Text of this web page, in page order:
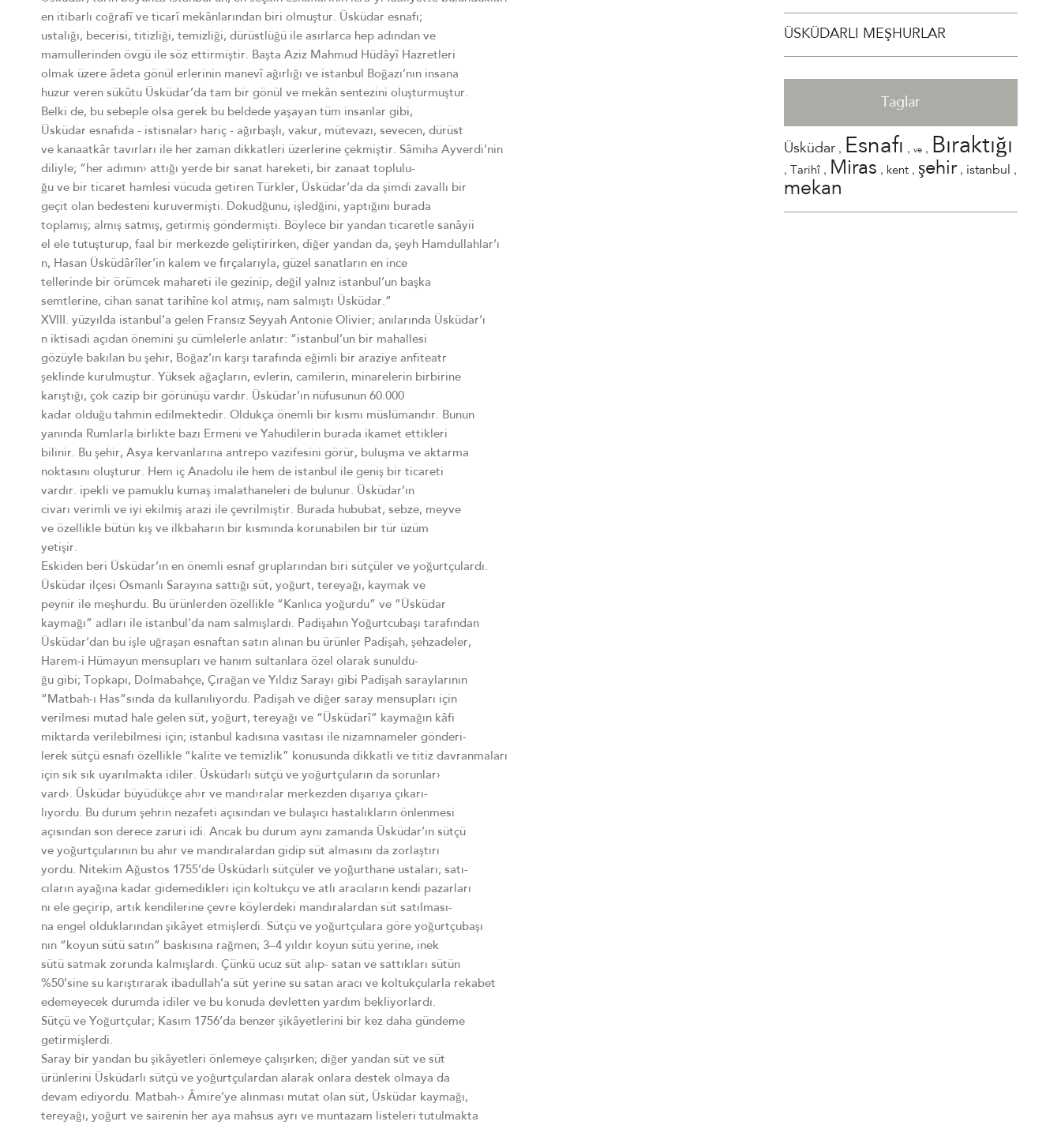
en itibarlı coğrafî ve ticarî mekânlarından biri olmuştur. Üsküdar esnafı;
ustalığı, becerisi, titizliği, temizliği, dürüstlüğü ile asırlarca hep adından ve
mamullerinden övgü ile söz ettirmiştir. Başta Aziz Mahmud Hüdâyî Hazretleri
olmak üzere âdeta gönül erlerinin manevî ağırlığı ve istanbul Boğazı’nın insana
huzur veren sükûtu Üsküdar’da tam bir gönül ve mekân sentezini oluşturmuştur.
Belki de, bu sebeple olsa gerek bu beldede yaşayan tüm insanlar gibi,
Üsküdar esnafıda - istisnalar› hariç - ağırbaşlı, vakur, mütevazı, sevecen, dürüst
ve kanaatkâr tavırları ile her zaman dikkatleri üzerlerine çekmiştir. Sâmiha Ayverdi’nin
diliyle; “her adımın› attığı yerde bir sanat hareketi, bir zanaat toplulu-
ğu ve bir ticaret hamlesi vücuda getiren Türkler, Üsküdar’da da şimdi zavallı bir
geçit olan bedesteni kuruvermişti. Dokudğunu, işledğini, yaptığını burada
toplamış; almış satmış, getirmiş göndermişti. Böylece bir yandan ticaretle sanâyii
el ele tutuşturup, faal bir merkezde geliştirirken, diğer yandan da, şeyh Hamdullahlar’ı
n, Hasan Üsküdârîler’in kalem ve fırçalarıyla, güzel sanatların en ince
tellerinde bir örümcek mahareti ile gezinip, değil yalnız istanbul’un başka
semtlerine, cihan sanat tarihîne kol atmış, nam salmıştı Üsküdar.”
XVIII. yüzyılda istanbul’a gelen Fransız Seyyah Antonie Olivier; anılarında Üsküdar’ı
n iktisadi açıdan önemini şu cümlelerle anlatır: “istanbul’un bir mahallesi
gözüyle bakılan bu şehir, Boğaz’ın karşı tarafında eğimli bir araziye anfiteatr
şeklinde kurulmuştur. Yüksek ağaçların, evlerin, camilerin, minarelerin birbirine
karıştığı, çok cazip bir görünüşü vardır. Üsküdar’ın nüfusunun 60.000
kadar olduğu tahmin edilmektedir. Oldukça önemli bir kısmı müslümandır. Bunun
yanında Rumlarla birlikte bazı Ermeni ve Yahudilerin burada ikamet ettikleri
bilinir. Bu şehir, Asya kervanlarına antrepo vazifesini görür, buluşma ve aktarma
noktasını oluşturur. Hem iç Anadolu ile hem de istanbul ile geniş bir ticareti
vardır. ipekli ve pamuklu kumaş imalathaneleri de bulunur. Üsküdar’ın
civarı verimli ve iyi ekilmiş arazi ile çevrilmiştir. Burada hububat, sebze, meyve
ve özellikle bütün kış ve ilkbaharın bir kısmında korunabilen bir tür üzüm
yetişir.
Eskiden beri Üsküdar’ın en önemli esnaf gruplarından biri sütçüler ve yoğurtçulardı.
Üsküdar ilçesi Osmanlı Sarayına sattığı süt, yoğurt, tereyağı, kaymak ve
peynir ile meşhurdu. Bu ürünlerden özellikle “Kanlıca yoğurdu” ve “Üsküdar
kaymağı” adları ile istanbul’da nam salmışlardı. Padişahın Yoğurtcubaşı tarafından
Üsküdar’dan bu işle uğraşan esnaftan satın alınan bu ürünler Padişah, şehzadeler,
Harem-i Hümayun mensupları ve hanım sultanlara özel olarak sunuldu-
ğu gibi; Topkapı, Dolmabahçe, Çırağan ve Yıldız Sarayı gibi Padişah saraylarının
“Matbah-ı Has”sında da kullanılıyordu. Padişah ve diğer saray mensupları için
verilmesi mutad hale gelen süt, yoğurt, tereyağı ve “Üsküdarî” kaymağın kâfi
miktarda verilebilmesi için; istanbul kadısına vasıtası ile nizamnameler gönderi-
lerek sütçü esnafı özellikle “kalite ve temizlik” konusunda dikkatli ve titiz davranmaları
için sık sık uyarılmakta idiler. Üsküdarlı sütçü ve yoğurtçuların da sorunlar›
vard›. Üsküdar büyüdükçe ah›r ve mand›ralar merkezden dışarıya çıkarı-
lıyordu. Bu durum şehrin nezafeti açısından ve bulaşıcı hastalıkların önlenmesi
açısından son derece zaruri idi. Ancak bu durum aynı zamanda Üsküdar’ın sütçü
ve yoğurtçularının bu ahır ve mandıralardan gidip süt almasını da zorlaştırı
yordu. Nitekim Ağustos 1755’de Üsküdarlı sütçüler ve yoğurthane ustaları; satı-
cıların ayağına kadar gidemedikleri için koltukçu ve atlı aracıların kendi pazarları
nı ele geçirip, artık kendilerine çevre köylerdeki mandıralardan süt satılması-
na engel olduklarından şikâyet etmişlerdi. Sütçü ve yoğurtçulara göre yoğurtçubaşı
nın “koyun sütü satın” baskısına rağmen; 3–4 yıldır koyun sütü yerine, inek
sütü satmak zorunda kalmışlardı. Çünkü ucuz süt alıp- satan ve sattıkları sütün
%50’sine su karıştırarak ibadullah’a süt yerine su satan aracı ve koltukçularla rekabet
edemeyecek durumda idiler ve bu konuda devletten yardım bekliyorlardı.
Sütçü ve Yoğurtçular; Kasım 1756’da benzer şikâyetlerini bir kez daha gündeme
getirmişlerdi.
Saray bir yandan bu şikâyetleri önlemeye çalışırken; diğer yandan süt ve süt
ürünlerini Üsküdarlı sütçü ve yoğurtçulardan alarak onlara destek olmaya da
devam ediyordu. Matbah-› Âmire’ye alınması mutat olan süt, Üsküdar kaymağı,
tereyağı, yoğurt ve sairenin her aya mahsus ayrı ve muntazam listeleri tutulmakta
ÜSKÜDARLI MEŞHURLAR
Taglar
Üsküdar , Esnafı ,ve , Bıraktığı
,Tarihî , Miras , kent , şehir, istanbul ,
mekan